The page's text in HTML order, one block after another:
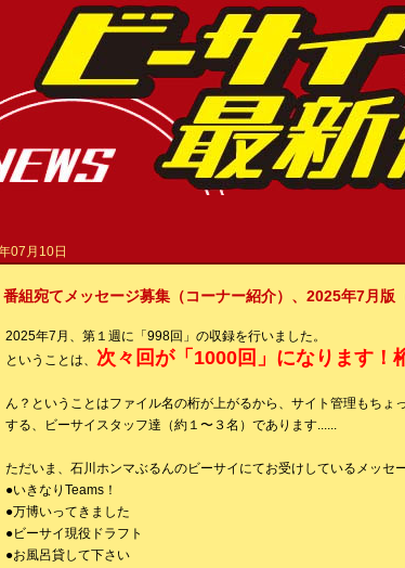
07月10日
宛てメッセージ募集（コーナー紹介）、2025年7月版
2025年7月、第１週に「998回」の収録を行いました。
ということは、 次々回が「1000回」になります！
ん？ということはファイル名の桁が上がるから、サイト管理もち
する、ビーサイスタッフ達（約１〜３名）であります......
ただいま、石川ホンマぶるんのビーサイにてお受けしているメッセ
●いきなりTeams！
●万博いってきました
●ビーサイ現役ドラフト
●お風呂貸して下さい